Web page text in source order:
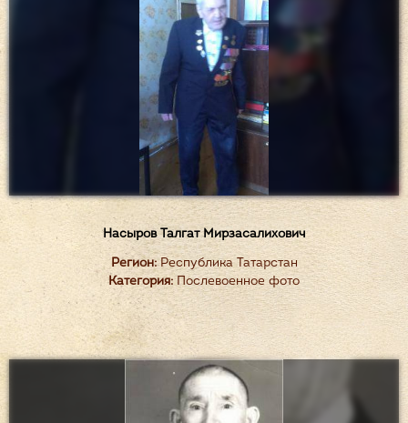
Насыров Талгат Мирзасалихович
Регион:Республика Татарстан
Категория:Послевоенное фото